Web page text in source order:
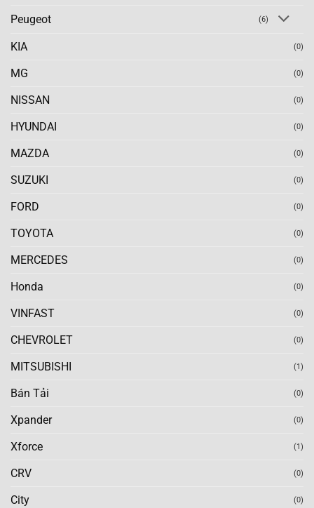
Peugeot (6)
KIA (0)
MG (0)
NISSAN (0)
HYUNDAI (0)
MAZDA (0)
SUZUKI (0)
FORD (0)
TOYOTA (0)
MERCEDES (0)
Honda (0)
VINFAST (0)
CHEVROLET (0)
MITSUBISHI (1)
Bán Tải (0)
Xpander (0)
Xforce (1)
CRV (0)
City (0)